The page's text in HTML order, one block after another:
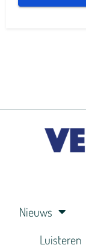
Nieuws
Luisteren